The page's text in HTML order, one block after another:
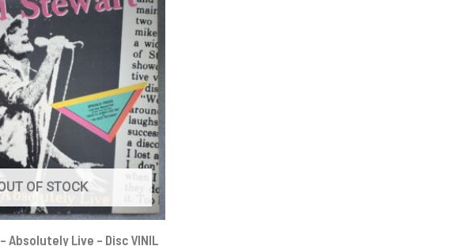
OF STOCK
Absolutely Live – Disc VINIL